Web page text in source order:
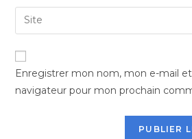
to
comment
email
address
comment
Saisir
l’URL
de
votre
(facultatif)
Enregistrer mon nom, mon e-mail
navigateur pour mon prochain